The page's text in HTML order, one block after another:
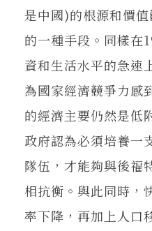
是中國)的根源和價
的一種手段。同樣在
資和生活水平的急速
為國家經濟競爭力感
的經濟主要仍然是低
政府認為必須培養一
隊伍，才能夠與後福
相抗衡。與此同時，
率下降，再加上人口